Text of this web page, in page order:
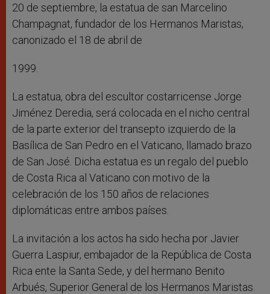
20 de septiembre, la estatua de san Marcelino
Champagnat, fundador de los Hermanos Maristas,
canonizado el 18 de abril de
1999.
La estatua, obra del escultor costarricense Jorge
Jiménez Deredia, será colocada en el nicho central
de la parte exterior del transepto izquierdo de la
Basílica de San Pedro en el Vaticano, llamado brazo
de San José. Dicha estatua es un regalo del pueblo
de Costa Rica al Vaticano con motivo de la
celebración de los 150 años de relaciones
diplomáticas entre ambos países.
La invitación a los actos ha sido hecha por Javier
Guerra Laspiur, embajador de la República de Costa
Rica ente la Santa Sede, y del hermano Benito
Arbués, Superior General de los Hermanos Maristas.